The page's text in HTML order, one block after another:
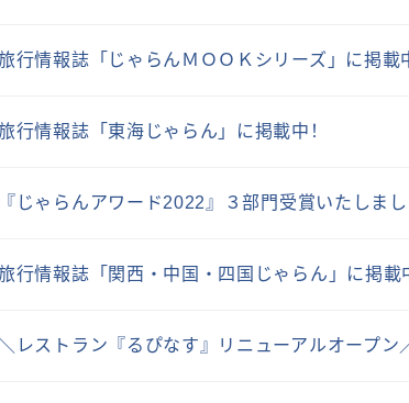
行情報誌「じゃらんＭＯＯＫシリーズ」に掲載
行情報誌「東海じゃらん」に掲載中！
『じゃらんアワード2022』３部門受賞いたしまし
行情報誌「関西・中国・四国じゃらん」に掲載
＼レストラン『るぴなす』リニューアルオープン